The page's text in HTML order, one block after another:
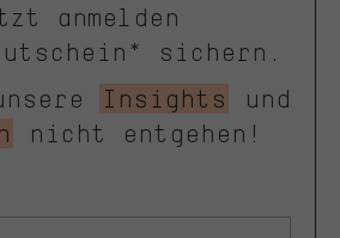
anmelden
sichern.
Insights
und
nicht entgehen!